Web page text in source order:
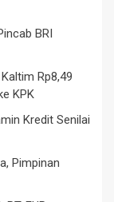
BRI
Rp8,49
KPK
Kredit Senilai
Pimpinan